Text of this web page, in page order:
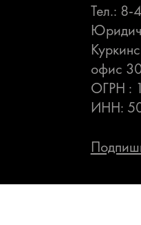
Тел.: 8-
офис
ОГРН :
ИНН: